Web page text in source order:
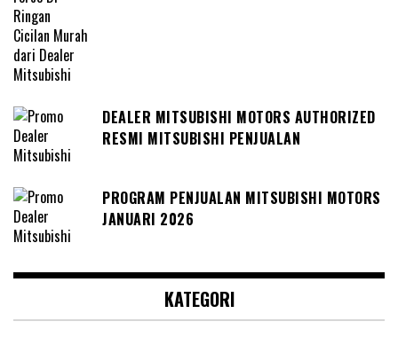
DEALER MITSUBISHI MOTORS AUTHORIZED
RESMI MITSUBISHI PENJUALAN
PROGRAM PENJUALAN MITSUBISHI MOTORS
JANUARI 2026
KATEGORI